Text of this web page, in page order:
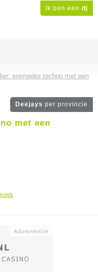
Ik ben een dj
energieke techno met een
Deejays per provincie
met een